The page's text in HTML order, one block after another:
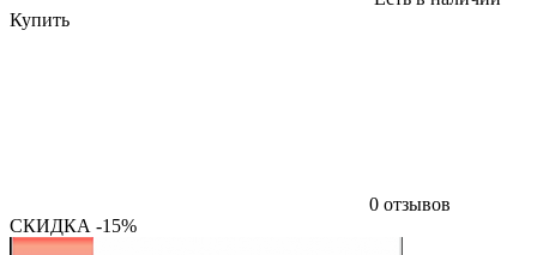
Купить
0 отзывов
СКИДКА -15%